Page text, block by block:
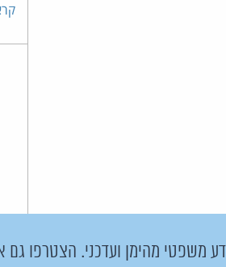
משפטי מהימן ועדכני. הצטרפו